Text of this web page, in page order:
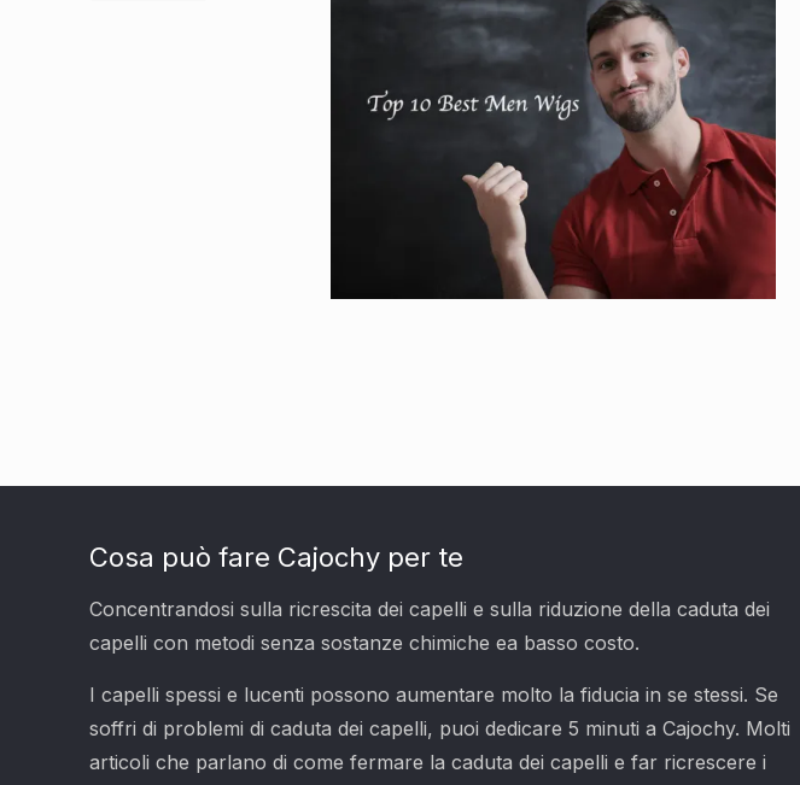
Cosa può fare Cajochy per te
Concentrandosi sulla ricrescita dei capelli e sulla riduzione della caduta dei
capelli con metodi senza sostanze chimiche ea basso costo.
I capelli spessi e lucenti possono aumentare molto la fiducia in se stessi. Se
soffri di problemi di caduta dei capelli, puoi dedicare 5 minuti a Cajochy. Molti
articoli che parlano di come fermare la caduta dei capelli e far ricrescere i